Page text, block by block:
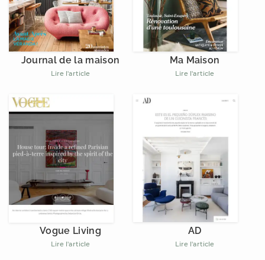
Journal de la maison
Lire l'article
Ma Maison
Lire l'article
Vogue Living
Lire l'article
AD
Lire l'article